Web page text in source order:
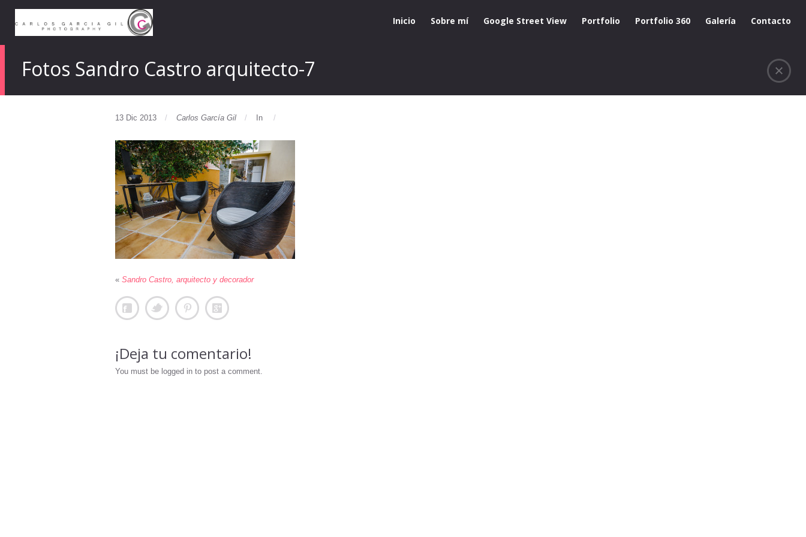
Inicio Sobre mí Google Street View Portfolio Portfolio 360 Galería Contacto
Fotos Sandro Castro arquitecto-7
13 Dic 2013 Carlos García Gil In
« Sandro Castro, arquitecto y decorador
¡Deja tu comentario!
You must be logged in to post a comment.